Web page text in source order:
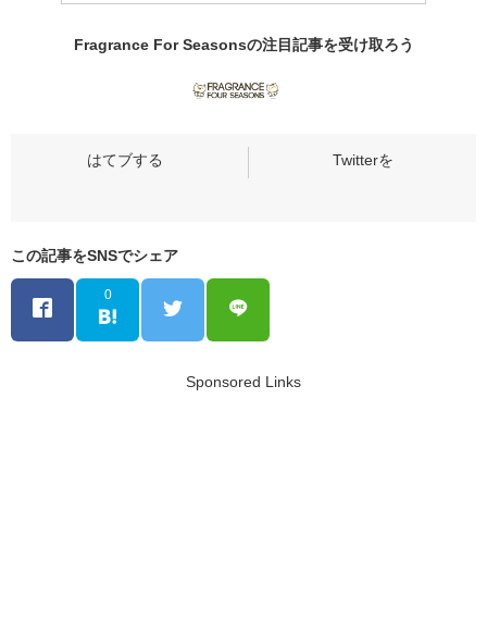
Fragrance For Seasonsの注目記事を受け取ろう
この記事をSNSでシェア
0
Sponsored Links